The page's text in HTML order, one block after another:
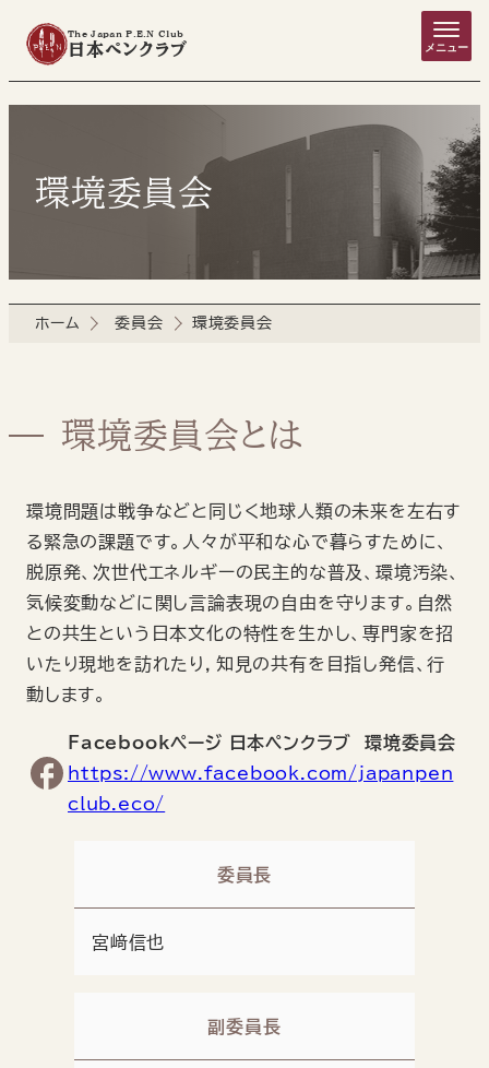
The Japan P.E.N Club
日本ペンクラブ メニュー
環境委員会
ホーム 委員会 環境委員会
環境委員会とは
環境問題は戦争などと同じく地球人類の未来を左右す
る緊急の課題です。人々が平和な心で暮らすために、
脱原発、次世代エネルギーの民主的な普及、環境汚染、
気候変動などに関し言論表現の自由を守ります。自然
との共生という日本文化の特性を生かし、専門家を招
いたり現地を訪れたり，知見の共有を目指し発信、行
動します。
Facebookページ 日本ペンクラブ 環境委員会
https://www.facebook.com/japanpen
club.eco/
委員長
宮﨑信也
副委員長